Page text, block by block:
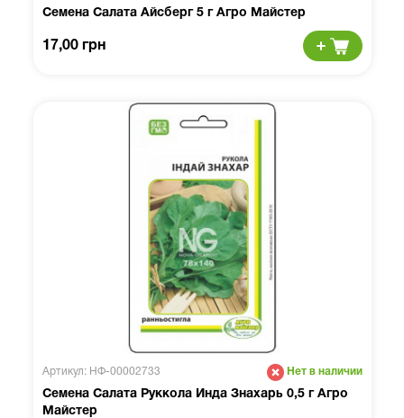
Семена Салата Айсберг 5 г Агро Майстер
17,00 грн
Артикул: НФ-00002733 Нет в наличии
Семена Салата Руккола Инда Знахарь 0,5 г Агро
Майстер